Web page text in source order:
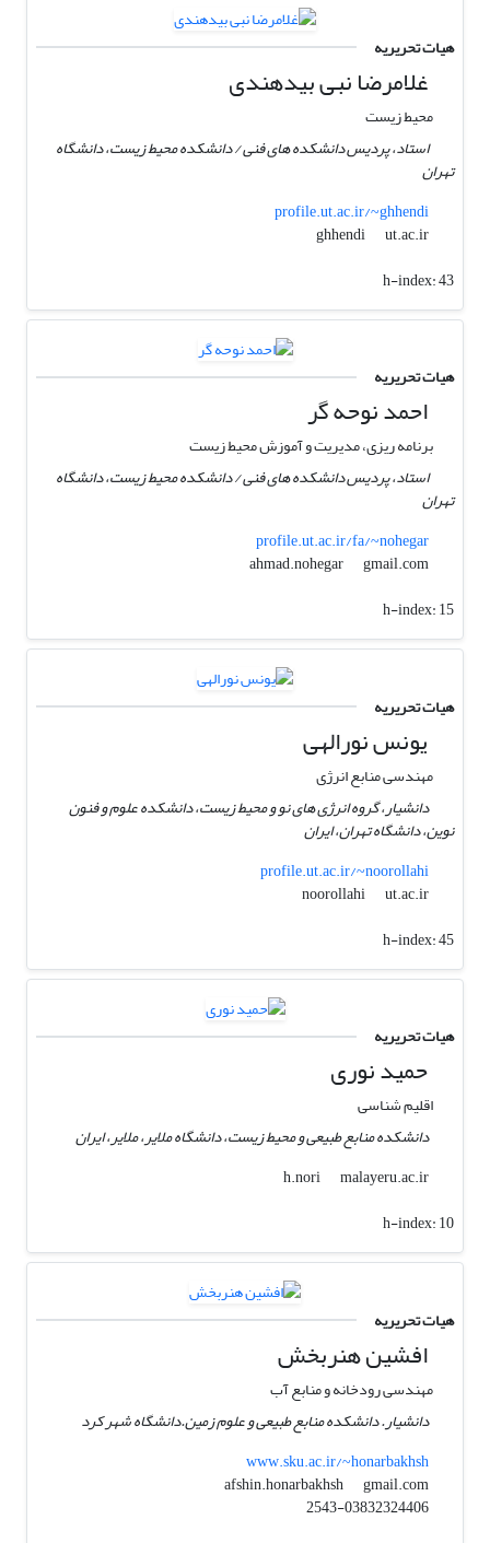
هیات تحریریه
غلامرضا نبی بیدهندی
محیط زیست
استاد، پردیس دانشکده های فنی / دانشکده محیط زیست، دانشگاه
تهران
profile.ut.ac.ir/~ghhendi
ghhendi
ut.ac.ir
h-index:43
هیات تحریریه
احمد نوحه گر
برنامه ریزی، مدیریت و آموزش محیط زیست
استاد، پردیس دانشکده های فنی / دانشکده محیط زیست، دانشگاه
تهران
profile.ut.ac.ir/fa/~nohegar
ahmad.nohegar
gmail.com
h-index:15
هیات تحریریه
یونس نورالهی
مهندسی منابع انرژی
دانشیار، گروه انرژی های نو و محیط زیست، دانشکده علوم و فنون
نوین، دانشگاه تهران، ایران
profile.ut.ac.ir/~noorollahi
noorollahi
ut.ac.ir
h-index:45
هیات تحریریه
حمید نوری
اقلیم شناسی
دانشکده منابع طبیعی و محیط زیست، دانشگاه ملایر، ملایر، ایران
h.nori
malayeru.ac.ir
h-index:10
هیات تحریریه
افشین هنربخش
مهندسی رودخانه و منابع آب
دانشیار. دانشکده منابع طبیعی و علوم زمین.دانشگاه شهر کرد
www.sku.ac.ir/~honarbakhsh
afshin.honarbakhsh
gmail.com
2543-03832324406